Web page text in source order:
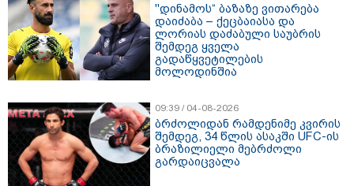
"დინამოს“ ბაზაზე ვითარება
დაიძაბა – ქეცბაიასა და
ლორიას დაძაბული საუბრის
შემდეგ ყველა
გადაწყვეტილების
მოლოდინშია
09:39 / 04-08-2026
ბრძოლიდან რამდენიმე კვირის
შემდეგ, 34 წლის ასაკში UFC-ის
ბრაზილიელი მებრძოლი
გარდაიცვალა